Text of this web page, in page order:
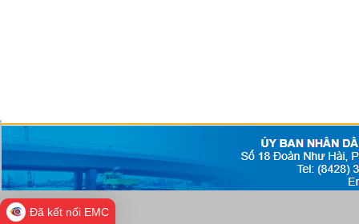
Đã kết nối EMC